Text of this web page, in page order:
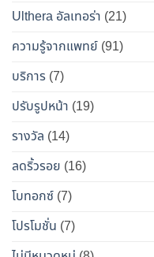
Ulthera อัลเทอร่า (21)
ความรู้จากแพทย์ (91)
บริการ (7)
ปรับรูปหน้า (19)
รางวัล (14)
ลดริ้วรอย (16)
โบทอกซ์ (7)
โปรโมชั่น (7)